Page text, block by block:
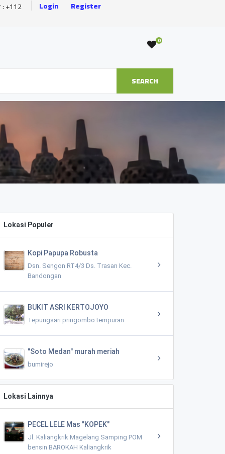
: +112 Login Register
0
SEARCH
Lokasi Populer
Kopi Papupa Robusta
Dsn. Sengon RT4/3 Ds. Trasan Kec.
Bandongan
BUKIT ASRI KERTOJOYO
Tepungsari pringombo tempuran
"Soto Medan" murah meriah
bumirejo
Lokasi Lainnya
PECEL LELE Mas "KOPEK"
Jl. Kaliangkrik Magelang Samping POM
bensin BAROKAH Kaliangkrik